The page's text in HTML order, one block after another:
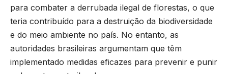
para combater a derrubada ilegal de florestas, o que
teria contribuído para a destruição da biodiversidade
e do meio ambiente no país. No entanto, as
autoridades brasileiras argumentam que têm
implementado medidas eficazes para prevenir e punir